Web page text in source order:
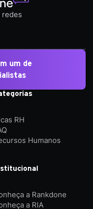
redes
RH
Humanos
a Rankdone
a RIA
um de